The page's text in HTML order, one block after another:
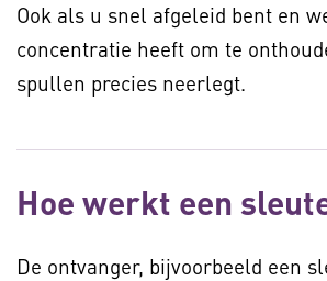
Ook als u snel afgeleid bent en
concentratie heeft om te
spullen precies neerlegt.
Hoe werkt een
De ontvanger, bijvoorbeeld een